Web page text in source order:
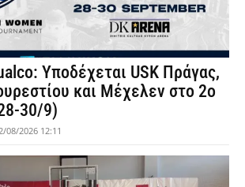
Υποδέχεται USK Πράγας,
και Μέχελεν στο 2ο
30/9)
08/2026 12:11